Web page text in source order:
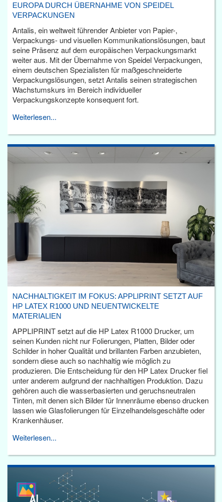
EUROPA DURCH ÜBERNAHME VON SPEIDEL
VERPACKUNGEN
Antalis, ein weltweit führender Anbieter von Papier-,
Verpackungs- und visuellen Kommunikationslösungen, baut
seine Präsenz auf dem europäischen Verpackungsmarkt
weiter aus. Mit der Übernahme von Speidel Verpackungen,
einem deutschen Spezialisten für maßgeschneiderte
Verpackungslösungen, setzt Antalis seinen strategischen
Wachstumskurs im Bereich individueller
Verpackungskonzepte konsequent fort.
Weiterlesen...
NACHHALTIGKEIT IM FOKUS: APPLIPRINT SETZT AUF
HP LATEX R1000 UND NEUENTWICKELTE
MATERIALIEN
APPLIPRINT setzt auf die HP Latex R1000 Drucker, um
seinen Kunden nicht nur Folierungen, Platten, Bilder oder
Schilder in hoher Qualität und brillanten Farben anzubieten,
sondern diese auch so nachhaltig wie möglich zu
produzieren. Die Entscheidung für den HP Latex Drucker fiel
unter anderem aufgrund der nachhaltigen Produktion. Dazu
gehören auch die wasserbasierten und geruchsneutralen
Tinten, mit denen sich Bilder für Innenräume ebenso drucken
lassen wie Glasfolierungen für Einzelhandelsgeschäfte oder
Krankenhäuser.
Weiterlesen...